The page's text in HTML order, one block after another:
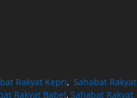
Rakyat Kepri, Sahabat Rakyat
Rakyat Babel,Sahabat Rakyat